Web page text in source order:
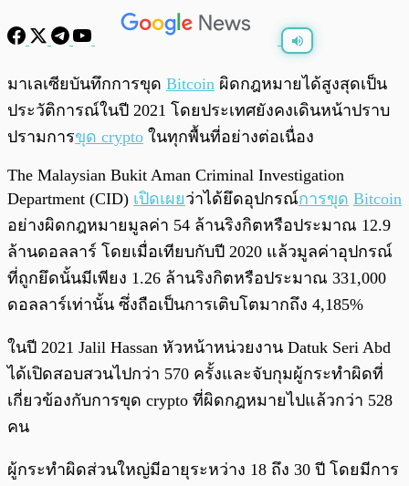
พร้อมเล่น 0:00
มาเลเซียบันทึกการขุด Bitcoin ผิดกฎหมายได้สูงสุดเป็น
ประวัติการณ์ในปี 2021 โดยประเทศยังคงเดินหน้าปราบ
ปรามการขุด crypto ในทุกพื้นที่อย่างต่อเนื่อง
The Malaysian Bukit Aman Criminal Investigation
Department (CID) เปิดเผยว่าได้ยึดอุปกรณ์การขุด Bitcoin
อย่างผิดกฎหมายมูลค่า 54 ล้านริงกิตหรือประมาณ 12.9
ล้านดอลลาร์ โดยเมื่อเทียบกับปี 2020 แล้วมูลค่าอุปกรณ์
ที่ถูกยึดนั้นมีเพียง 1.26 ล้านริงกิตหรือประมาณ 331,000
ดอลลาร์เท่านั้น ซึ่งถือเป็นการเติบโตมากถึง 4,185%
ในปี 2021 Jalil Hassan หัวหน้าหน่วยงาน Datuk Seri Abd
ได้เปิดสอบสวนไปกว่า 570 ครั้งและจับกุมผู้กระทำผิดที่
เกี่ยวข้องกับการขุด crypto ที่ผิดกฎหมายไปแล้วกว่า 528
คน
ผู้กระทำผิดส่วนใหญ่มีอายุระหว่าง 18 ถึง 30 ปี โดยมีการ